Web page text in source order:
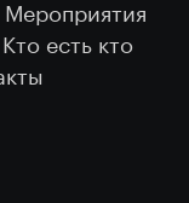
Мероприятия
Кто есть кто